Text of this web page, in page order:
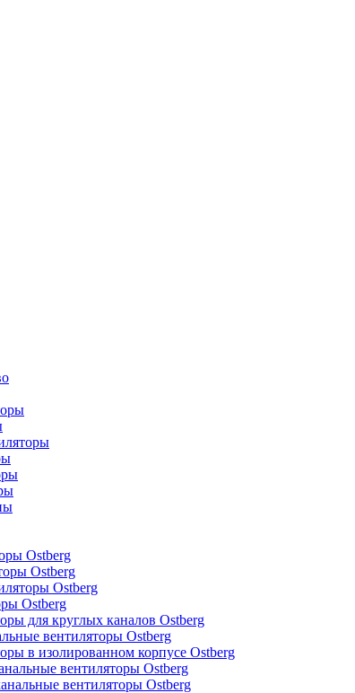
Ostberg
Ostberg
Ostberg
Ostberg
для круглых каналов Ostberg
вентиляторы Ostberg
в изолированном корпусе Ostberg
вентиляторы Ostberg
вентиляторы Ostberg